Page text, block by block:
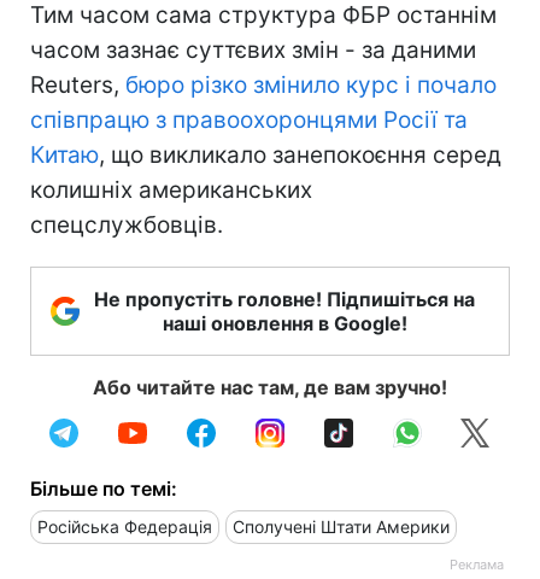
Тим часом сама структура ФБР останнім
часом зазнає суттєвих змін - за даними
Reuters, бюро різко змінило курс і почало
співпрацю з правоохоронцями Росії та
Китаю, що викликало занепокоєння серед
колишніх американських
спецслужбовців.
Не пропустіть головне! Підпишіться на
наші оновлення в Google!
Або читайте нас там, де вам зручно!
Більше по темі:
Російська Федерація Сполучені Штати Америки